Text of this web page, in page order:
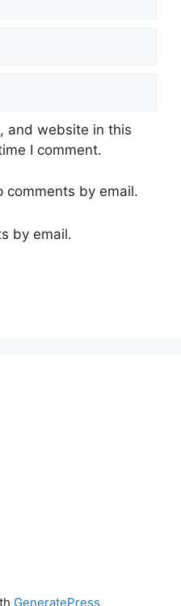
and website in this
I comment.
by email.
by email.
GeneratePress